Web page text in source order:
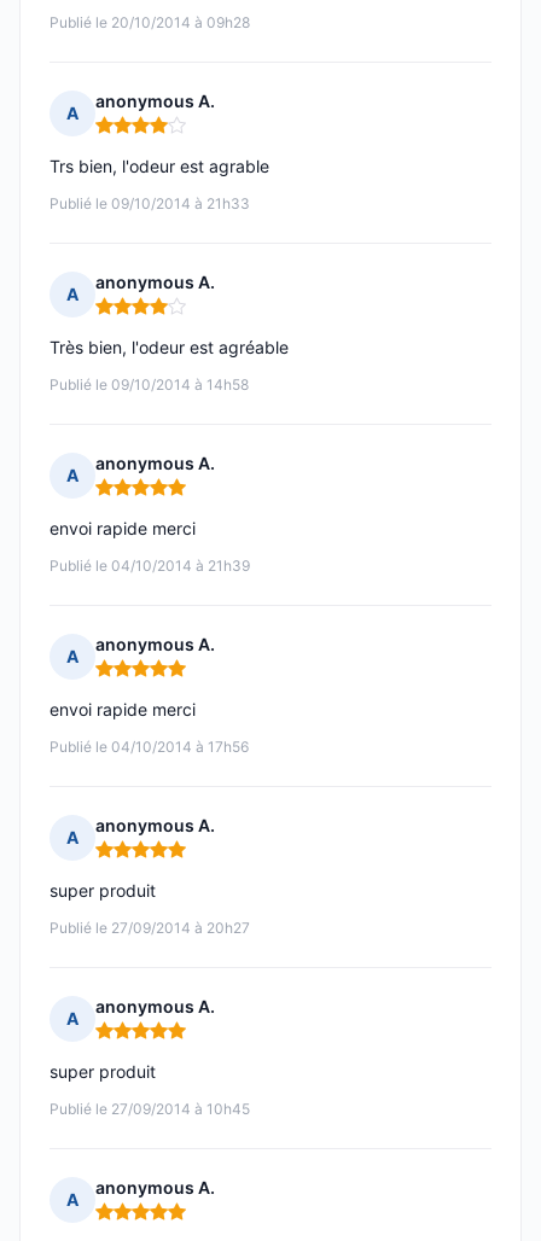
Publié le 20/10/2014 à 09h28
A
anonymous A.
Note : 4 sur 5
Publié le 09/10/2014 à 21h33
Trs bien, l'odeur est agrable
A
anonymous A.
Note : 4 sur 5
Publié le 09/10/2014 à 14h58
Très bien, l'odeur est agréable
A
anonymous A.
Note : 5 sur 5
Publié le 04/10/2014 à 21h39
envoi rapide merci
A
anonymous A.
Note : 5 sur 5
Publié le 04/10/2014 à 17h56
envoi rapide merci
A
anonymous A.
Note : 5 sur 5
Publié le 27/09/2014 à 20h27
super produit
A
anonymous A.
Note : 5 sur 5
Publié le 27/09/2014 à 10h45
super produit
A
anonymous A.
Note : 5 sur 5